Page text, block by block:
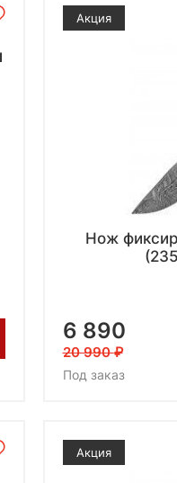
Акция
Нож
6 890
20 990
Под заказ
Акция